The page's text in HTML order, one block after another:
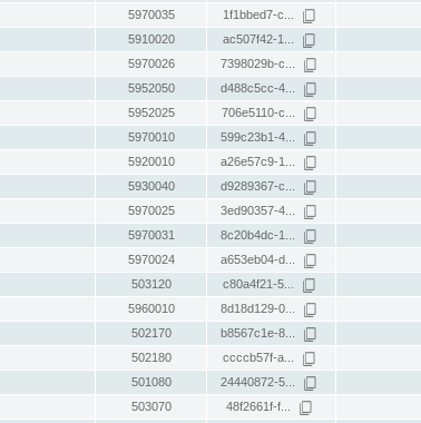
5970035 1f1bbed7-c...
5910020 ac507f42-1...
5970026 7398029b-c...
5952050 d488c5cc-4...
5952025 706e5110-c...
5970010 599c23b1-4...
5920010 a26e57c9-1...
5930040 d9289367-c...
5970025 3ed90357-4...
5970031 8c20b4dc-1...
5970024 a653eb04-d...
503120 c80a4f21-5...
5960010 8d18d129-0...
502170 b8567c1e-8...
502180 ccccb57f-a...
501080 24440872-5...
503070 48f2661f-f...